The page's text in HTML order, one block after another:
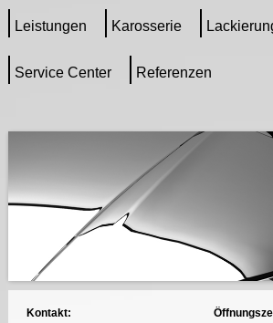
Leistungen Karosserie
Service Center Referenzen
Kontakt: